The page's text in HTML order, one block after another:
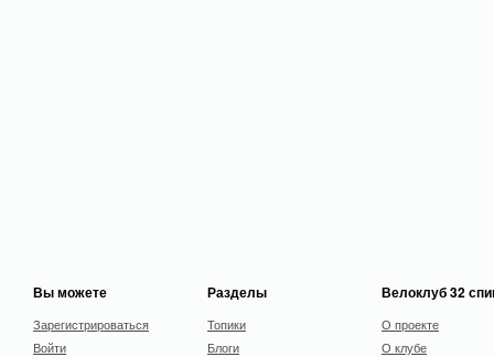
Вы можете
Зарегистрироваться
Войти
Разделы
Топики
Блоги
Велоклуб 32
О проекте
О клубе